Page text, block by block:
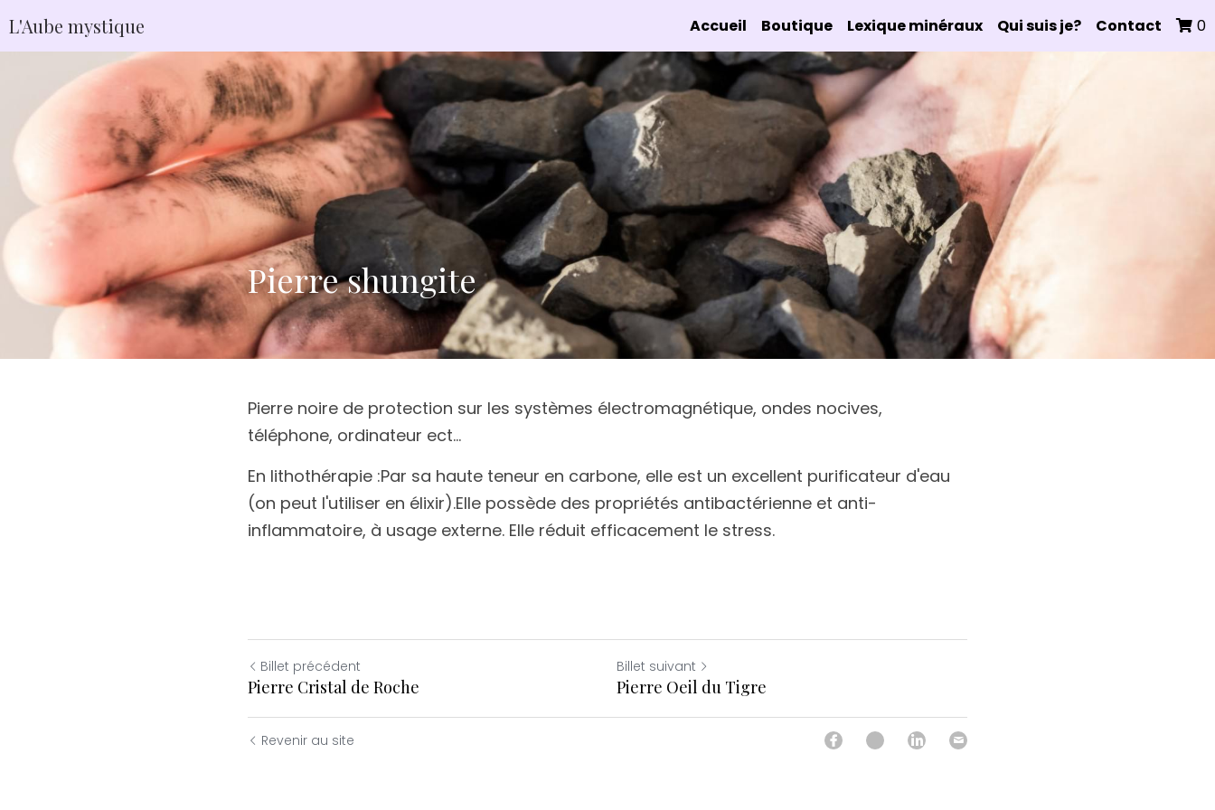
L'Aube mystique Accueil Boutique Lexique minéraux Qui suis je? Contact 0
Pierre shungite
Pierre noire de protection sur les systèmes électromagnétique, ondes nocives,
téléphone, ordinateur ect...
En lithothérapie :Par sa haute teneur en carbone, elle est un excellent purificateur d'eau
(on peut l'utiliser en élixir).Elle possède des propriétés antibactérienne et anti-
inflammatoire, à usage externe. Elle réduit efficacement le stress.
Billet précédent
Pierre Cristal de Roche
Billet suivant
Pierre Oeil du Tigre
Revenir au site